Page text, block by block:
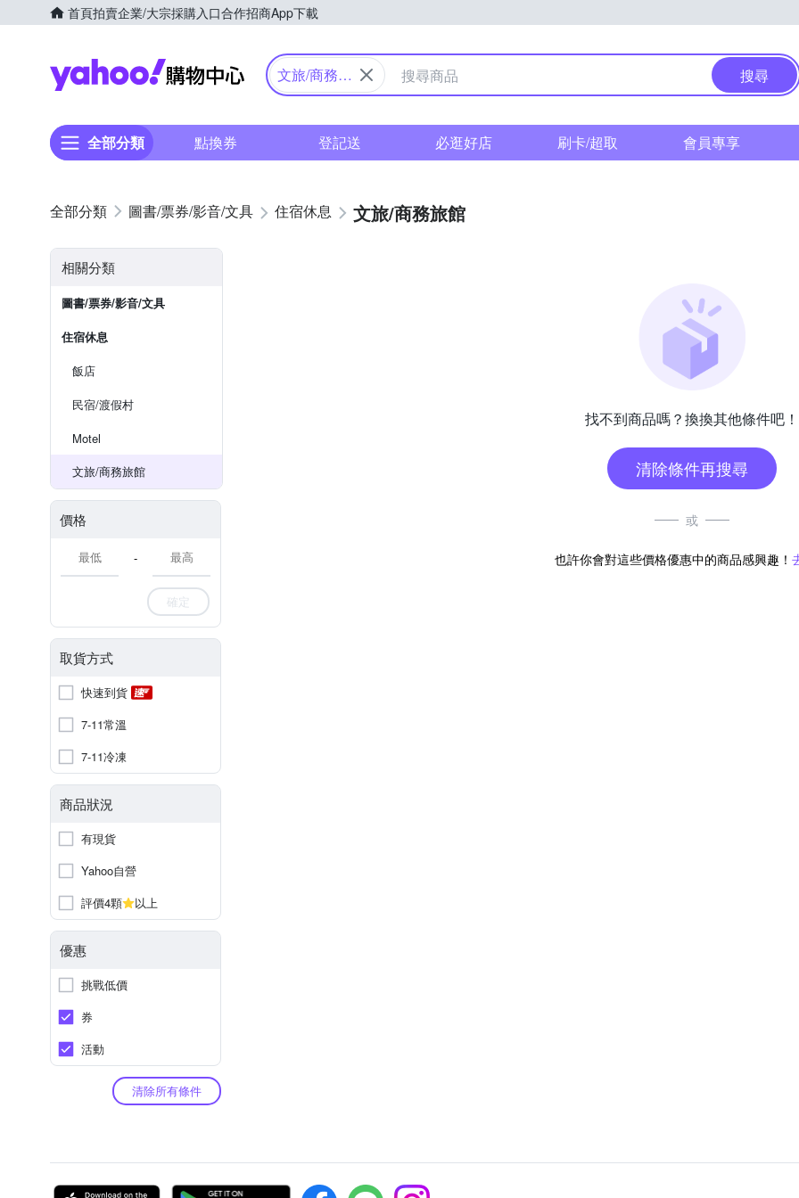
首頁拍賣企業/大宗採購入口合作招商App下載
Yahoo購物中心
文旅/商務旅
搜尋
全部分類 點換券 登記送 必逛好店 刷卡/超取 會員專享
圖書/票券/影音/文具 住宿休息 文旅/商務旅館
相關分類
圖書/票券/影音/文具
住宿休息
飯店
民宿/渡假村
Motel
文旅/商務旅館
價格
-
確定
取貨方式
快速到貨
7-11常溫
7-11冷凍
商品狀況
有現貨
Yahoo自營
評價4顆
以上
優惠
挑戰低價
券
活動
清除所有條件
找不到商品嗎？換換其他條件吧！
清除條件再搜尋
或
也許你會對這些價格優惠中的商品感興趣！